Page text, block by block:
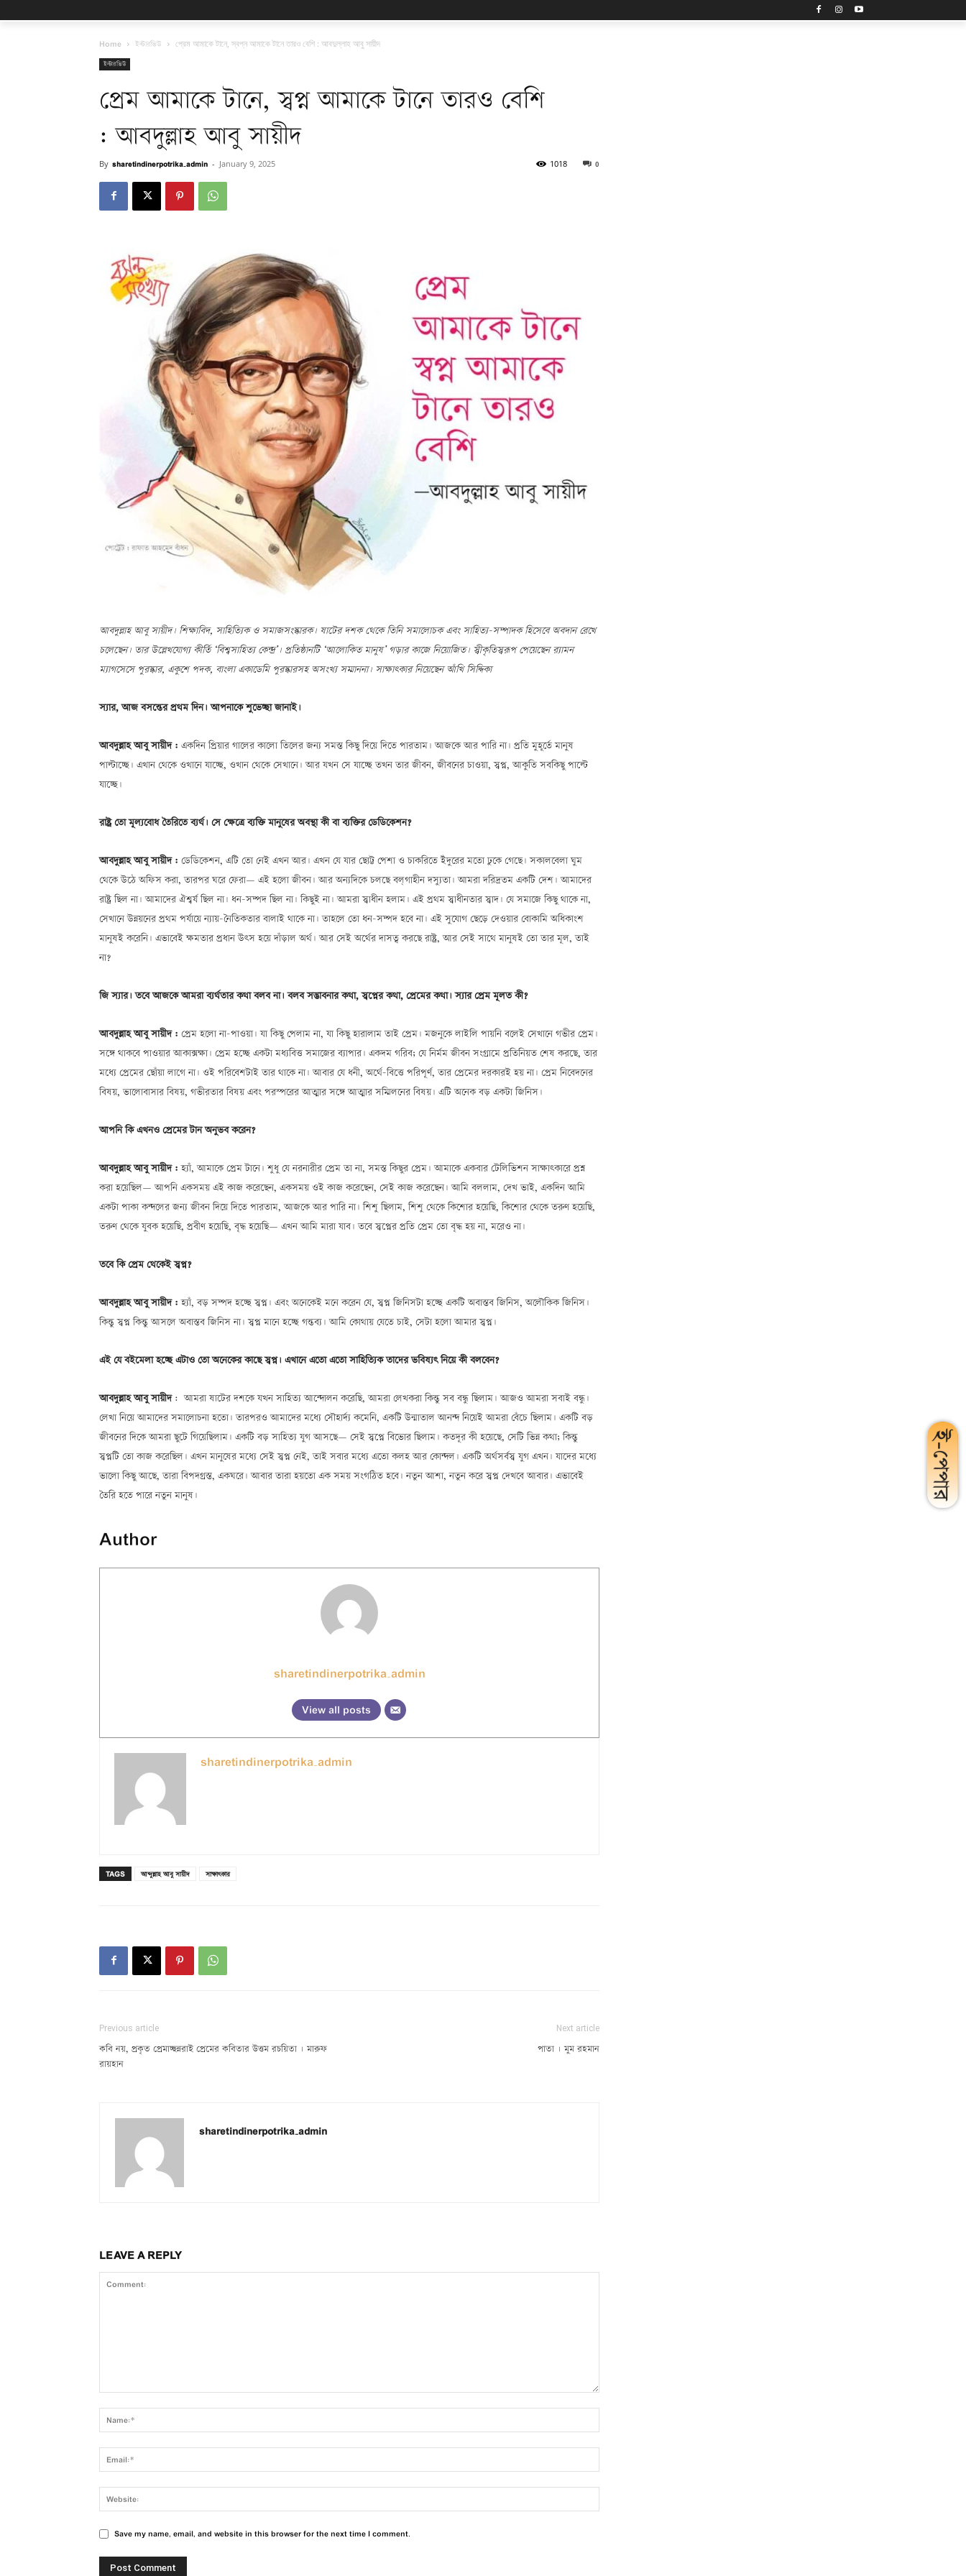
Home ইন্টারভিউ প্রেম আমাকে টানে, স্বপ্ন আমাকে টানে তারও বেশি : আবদুল্লাহ আবু সায়ীদ
ইন্টারভিউ
প্রেম আমাকে টানে, স্বপ্ন আমাকে টানে তারও বেশি
: আবদুল্লাহ আবু সায়ীদ
By sharetindinerpotrika_admin - January 9, 2025 0
1018
আবদুল্লাহ আবু সায়ীদ। শিক্ষাবিদ, সাহিত্যিক ও সমাজসংস্কারক। ষাটের দশক থেকে তিনি সমালোচক এবং সাহিত্য-সম্পাদক হিসেবে অবদান রেখে
চলেছেন। তার উল্লেখযোগ্য কীর্তি ‘বিশ্বসাহিত্য কেন্দ্র’। প্রতিষ্ঠানটি ‘আলোকিত মানুষ’ গড়ার কাজে নিয়োজিত। স্বীকৃতিস্বরূপ পেয়েছেন র‍্যামন
ম্যাগসেসে পুরস্কার, একুশে পদক, বাংলা একাডেমি পুরস্কারসহ অসংখ্য সম্মাননা। সাক্ষাৎকার নিয়েছেন আঁখি সিদ্দিকা
স্যার, আজ বসন্তের প্রথম দিন। আপনাকে শুভেচ্ছা জানাই।
আবদুল্লাহ আবু সায়ীদ : একদিন প্রিয়ার গালের কালো তিলের জন্য সমস্ত কিছু দিয়ে দিতে পারতাম। আজকে আর পারি না। প্রতি মুহূর্তে মানুষ
পাল্টাচ্ছে। এখান থেকে ওখানে যাচ্ছে, ওখান থেকে সেখানে। আর যখন সে যাচ্ছে তখন তার জীবন, জীবনের চাওয়া, স্বপ্ন, আকুতি সবকিছু পাল্টে
যাচ্ছে।
রাষ্ট্র তো মূল্যবোধ তৈরিতে ব্যর্থ। সে ক্ষেত্রে ব্যক্তি মানুষের অবস্থা কী বা ব্যক্তির ডেডিকেশন?
আবদুল্লাহ আবু সায়ীদ : ডেডিকেশন, এটি তো নেই এখন আর। এখন যে যার ছোট্ট পেশা ও চাকরিতে ইঁদুরের মতো ঢুকে গেছে। সকালবেলা ঘুম
থেকে উঠে অফিস করা, তারপর ঘরে ফেরাÑ এই হলো জীবন। আর অন্যদিকে চলছে বল্গাহীন দস্যুতা। আমরা দরিদ্রতম একটি দেশ। আমাদের
রাষ্ট্র ছিল না। আমাদের ঐশ্বর্য ছিল না। ধন-সম্পদ ছিল না। কিছুই না। আমরা স্বাধীন হলাম। এই প্রথম স্বাধীনতার স্বাদ। যে সমাজে কিছু থাকে না,
সেখানে উন্নয়নের প্রথম পর্যায়ে ন্যায়-নৈতিকতার বালাই থাকে না। তাহলে তো ধন-সম্পদ হবে না। এই সুযোগ ছেড়ে দেওয়ার বোকামি অধিকাংশ
মানুষই করেনি। এভাবেই ক্ষমতার প্রধান উৎস হয়ে দাঁড়াল অর্থ। আর সেই অর্থের দাসত্ব করছে রাষ্ট্র, আর সেই সাথে মানুষই তো তার মূল, তাই
না?
জি স্যার। তবে আজকে আমরা ব্যর্থতার কথা বলব না। বলব সম্ভাবনার কথা, স্বপ্নের কথা, প্রেমের কথা। স্যার প্রেম মূলত কী?
আবদুল্লাহ আবু সায়ীদ : প্রেম হলো না-পাওয়া। যা কিছু পেলাম না, যা কিছু হারালাম তাই প্রেম। মজনুকে লাইলি পায়নি বলেই সেখানে গভীর প্রেম।
সঙ্গে থাকবে পাওয়ার আকাক্সক্ষা। প্রেম হচ্ছে একটা মধ্যবিত্ত সমাজের ব্যাপার। একদম গরিব; যে নির্মম জীবন সংগ্রামে প্রতিনিয়ত শেষ করছে, তার
মধ্যে প্রেমের ছোঁয়া লাগে না। ওই পরিবেশটাই তার থাকে না। আবার যে ধনী, অর্থে-বিত্তে পরিপূর্ণ, তার প্রেমের দরকারই হয় না। প্রেম নিবেদনের
বিষয়, ভালোবাসার বিষয়, গভীরতার বিষয় এবং পরস্পরের আত্মার সঙ্গে আত্মার সম্মিলনের বিষয়। এটি অনেক বড় একটা জিনিস।
আপনি কি এখনও প্রেমের টান অনুভব করেন?
আবদুল্লাহ আবু সায়ীদ :হ্যাঁ, আমাকে প্রেম টানে। শুধু যে নরনারীর প্রেম তা না, সমস্ত কিছুর প্রেম। আমাকে একবার টেলিভিশন সাক্ষাৎকারে প্রশ্ন
করা হয়েছিলÑ আপনি একসময় এই কাজ করেছেন, একসময় ওই কাজ করেছেন, সেই কাজ করেছেন। আমি বললাম, দেখ ভাই, একদিন আমি
একটা পাকা কন্দলের জন্য জীবন দিয়ে দিতে পারতাম, আজকে আর পারি না। শিশু ছিলাম, শিশু থেকে কিশোর হয়েছি, কিশোর থেকে তরুণ হয়েছি,
তরুণ থেকে যুবক হয়েছি, প্রবীণ হয়েছি, বৃদ্ধ হয়েছিÑ এখন আমি মারা যাব। তবে স্বপ্নের প্রতি প্রেম তো বৃদ্ধ হয় না, মরেও না।
তবে কি প্রেম থেকেই স্বপ্ন?
আবদুল্লাহ আবু সায়ীদ :হ্যাঁ, বড় সম্পদ হচ্ছে স্বপ্ন। এবং অনেকেই মনে করেন যে, স্বপ্ন জিনিসটা হচ্ছে একটি অবাস্তব জিনিস, অলৌকিক জিনিস।
কিন্তু স্বপ্ন কিন্তু আসলে অবাস্তব জিনিস না। স্বপ্ন মানে হচ্ছে গন্তব্য। আমি কোথায় যেতে চাই, সেটা হলো আমার স্বপ্ন।
এই যে বইমেলা হচ্ছে এটাও তো অনেকের কাছে স্বপ্ন। এখানে এতো এতো সাহিত্যিক তাদের ভবিষ্যৎ নিয়ে কী বলবেন?
আবদুল্লাহ আবু সায়ীদ: আমরা ষাটের দশকে যখন সাহিত্য আন্দোলন করেছি, আমরা লেখকরা কিন্তু সব বন্ধু ছিলাম। আজও আমরা সবাই বন্ধু।
লেখা নিয়ে আমাদের সমালোচনা হতো। তারপরও আমাদের মধ্যে সৌহার্দ্য কমেনি, একটি উন্মাতাল আনন্দ নিয়েই আমরা বেঁচে ছিলাম। একটি বড়
জীবনের দিকে আমরা ছুটে গিয়েছিলাম। একটি বড় সাহিত্য যুগ আসছেÑ সেই স্বপ্নে বিভোর ছিলাম। কতদূর কী হয়েছে, সেটি ভিন্ন কথা; কিন্তু
স্বপ্নটি তো কাজ করেছিল। এখন মানুষের মধ্যে সেই স্বপ্ন নেই, তাই সবার মধ্যে এতো কলহ আর কোন্দল। একটি অর্থসর্বস্ব যুগ এখন। যাদের মধ্যে
ভালো কিছু আছে, তারা বিপদগ্রস্ত, একঘরে। আবার তারা হয়তো এক সময় সংগঠিত হবে। নতুন আশা, নতুন করে স্বপ্ন দেখবে আবার। এভাবেই
তৈরি হতে পারে নতুন মানুষ।
Author
sharetindinerpotrika_admin
View all posts
sharetindinerpotrika_admin
TAGS আব্দুল্লাহ আবু সায়ীদ সাক্ষাৎকার
Previous article
কবি নয়, প্রকৃত প্রেমাচ্ছন্নরাই প্রেমের কবিতার উত্তম রচয়িতা | মারুফ
রায়হান
Next article
পাতা | মুম রহমান
sharetindinerpotrika_admin
LEAVE A REPLY
Save my name, email, and website in this browser for the next time I comment.